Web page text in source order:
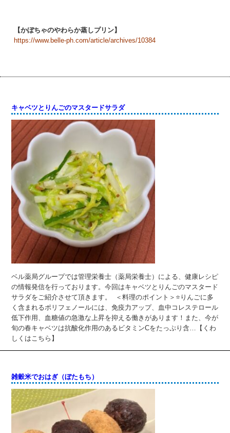
【かぼちゃのやわらか蒸しプリン】
https://www.belle-ph.com/article/archives/10384
キャベツとりんごのマスタードサラダ
ベル薬局グループでは管理栄養士（薬局栄養士）による、健康レシピ
の情報発信を行っております。今回はキャベツとりんごのマスタード
サラダをご紹介させて頂きます。 ＜料理のポイント＞⭐りんごに多
く含まれるポリフェノールには、免疫力アップ、血中コレステロール
低下作用、血糖値の急激な上昇を抑える働きがあります！また、今が
旬の春キャベツは抗酸化作用のあるビタミンCをたっぷり含…【くわ
しくはこちら】
雑穀米でおはぎ（ぼたもち）